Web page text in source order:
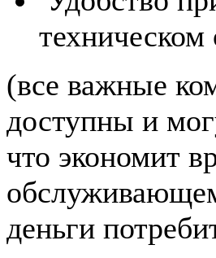
(все важные
доступны и
что экономит
деньги